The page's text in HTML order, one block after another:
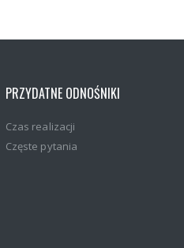
PRZYDATNE ODNOŚNIKI
Czas realizacji
Częste pytania